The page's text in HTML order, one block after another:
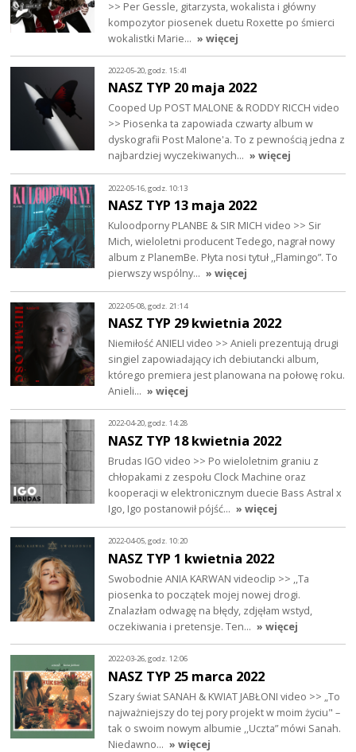
>> Per Gessle, gitarzysta, wokalista i główny
kompozytor piosenek duetu Roxette po śmierci
wokalistki Marie… » więcej
2022-05-20, godz. 15:41
NASZ TYP 20 maja 2022
Cooped Up POST MALONE & RODDY RICCH video
>> Piosenka ta zapowiada czwarty album w
dyskografii Post Malone'a. To z pewnością jedna z
najbardziej wyczekiwanych… » więcej
2022-05-16, godz. 10:13
NASZ TYP 13 maja 2022
Kuloodporny PLANBE & SIR MICH video >> Sir
Mich, wieloletni producent Tedego, nagrał nowy
album z PlanemBe. Płyta nosi tytuł ,,Flamingo”. To
pierwszy wspólny… » więcej
2022-05-08, godz. 21:14
NASZ TYP 29 kwietnia 2022
Niemiłość ANIELI video >> Anieli prezentują drugi
singiel zapowiadający ich debiutancki album,
którego premiera jest planowana na połowę roku.
Anieli… » więcej
2022-04-20, godz. 14:28
NASZ TYP 18 kwietnia 2022
Brudas IGO video >> Po wieloletnim graniu z
chłopakami z zespołu Clock Machine oraz
kooperacji w elektronicznym duecie Bass Astral x
Igo, Igo postanowił pójść… » więcej
2022-04-05, godz. 10:20
NASZ TYP 1 kwietnia 2022
Swobodnie ANIA KARWAN videoclip >> ,,Ta
piosenka to początek mojej nowej drogi.
Znalazłam odwagę na błędy, zdjęłam wstyd,
oczekiwania i pretensje. Ten… » więcej
2022-03-26, godz. 12:06
NASZ TYP 25 marca 2022
Szary świat SANAH & KWIAT JABŁONI video >> „To
najważniejszy do tej pory projekt w moim życiu" –
tak o swoim nowym albumie ,,Uczta” mówi Sanah.
Niedawno… » więcej